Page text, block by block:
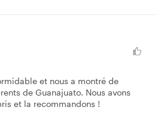
et nous a montré de
de Guanajuato. Nous avons
et la recommandons !